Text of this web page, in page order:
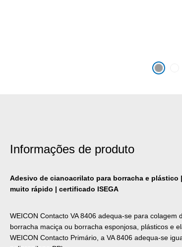
Informações de produto
Adesivo de cianoacrilato para borracha e
muito rápido | certificado ISEGA
WEICON Contacto VA 8406 adequa-se para
borracha maciça ou borracha esponjosa, plásticos e
WEICON Contacto Primário, a VA 8406 adequa-se